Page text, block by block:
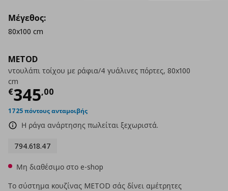
METOD
ντουλάπι τοίχου με ράφια/4 γυάλινες πόρτες, 80x100
cm
€345,00
Τρέχουσα τιμή
1725 πόντους ανταμοιβής
Η ράγα ανάρτησης πωλείται ξεχωριστά.
794.618.47
Μέγεθος:
80x100 cm
Μη διαθέσιμο στο e-shop
Το σύστημα κουζίνας METOD σάς δίνει αμέτρητες